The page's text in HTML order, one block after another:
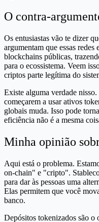
O contra-
Os entusiastas vão te dizer
argumentam que essas
blockchains públicas,
para o ecossistema. Veem
criptos parte legítima do
Existe alguma verdade
começarem a usar ativos
globais muda. Isso pode
eficiência não é a mesma
Minha opinião
Aqui está o problema.
on-chain" e "cripto".
para dar às pessoas uma
Elas permitem que você
banco.
Depósitos tokenizados são o